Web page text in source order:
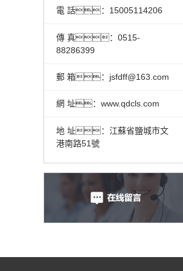
電 話：15005114206
傳 真：0515-
88286399
郵 箱：jsfdff@163.com
網 址：www.qdcls.com
地 址：江蘇省鹽城市文
港南路51號